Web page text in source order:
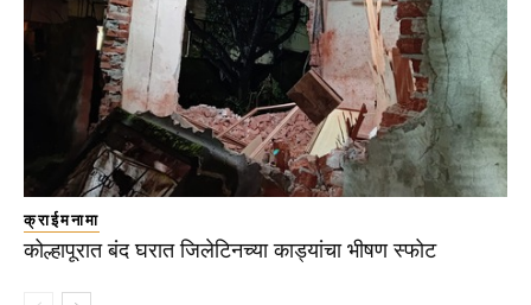
क्राईमनामा
कोल्हापूरात बंद घरात जिलेटिनच्या काड्यांचा भीषण स्फोट